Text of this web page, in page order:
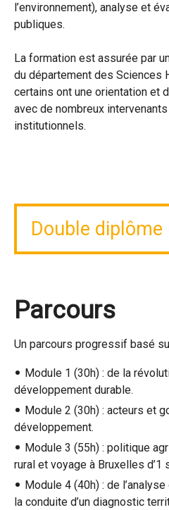
l’environnement), analyse et
publiques.
La formation est assurée par
du département des Sciences
certains ont une orientation et
avec de nombreux
institutionnels.
Double diplôme
Parcours
Un parcours progressif basé
Module 1 (30h) : de la
développement durable.
Module 2 (30h) : acteurs et
développement.
Module 3 (55h) : politique
rural et voyage à Bruxelles d’1
Module 4 (40h) : de
la conduite d’un diagnostic